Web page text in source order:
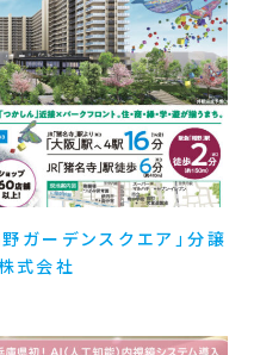
ガーデンスクエア」分譲
式会社